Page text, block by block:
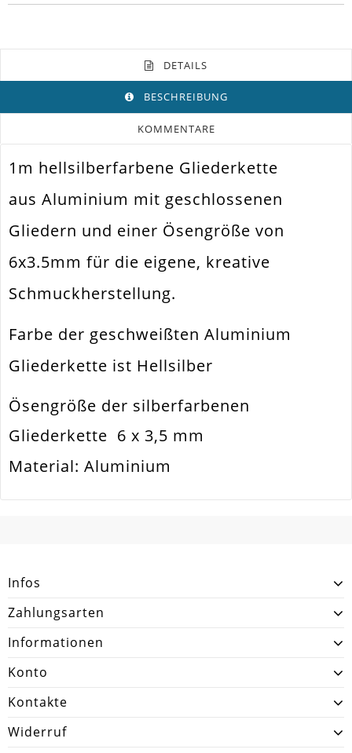
DETAILS
BESCHREIBUNG
KOMMENTARE
Farbe Hellsilber
Funktion Schmuck Kette
Spezifikation Gliederkette
Verwendung Ketten Herstellen. Ohrhänger
Größe Außen 6x3.5mm
Zusatzinfo Sehr Leicht An Gewicht
Gesamtlänge [Meter] 1
1m hellsilberfarbene Gliederkette
aus Aluminium mit geschlossenen
Gliedern und einer Ösengröße von
6x3.5mm für die eigene, kreative
Schmuckherstellung.
Farbe der geschweißten Aluminium
Gliederkette ist Hellsilber
Ösengröße der silberfarbenen
Gliederkette 6 x 3,5 mm
Material: Aluminium
Infos
Zahlungsarten
Informationen
Konto
Kontakte
Widerruf